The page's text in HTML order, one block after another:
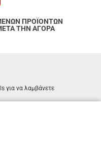
ΠΡΟΪΟΝΤΩΝ
ΤΗΝ ΑΓΟΡΑ
για να λαμβάνετε